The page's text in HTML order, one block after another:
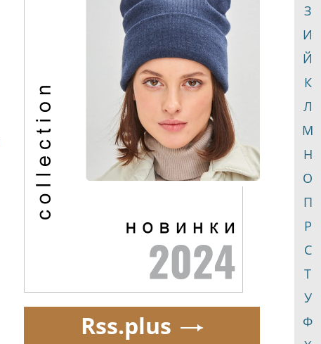
З
И
Й
К
Л
М
Н
О
П
Р
С
Т
У
Ф
Rss.plus